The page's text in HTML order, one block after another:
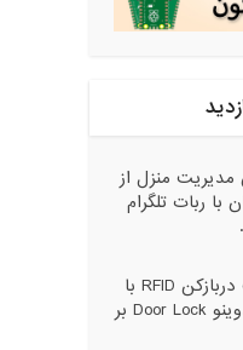
منزل از
با ربات تلگرام
ساخت دربازکن RFID با
برد آردوینو Door Lock بر